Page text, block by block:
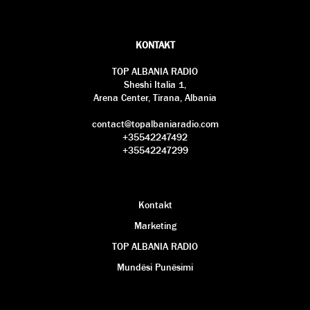
KONTAKT
TOP ALBANIA RADIO
Sheshi Italia 1,
Arena Center, Tirana, Albania
contact@topalbaniaradio.com
+35542247492
+35542247299
Kontakt
Marketing
TOP ALBANIA RADIO
Mundësi Punësimi